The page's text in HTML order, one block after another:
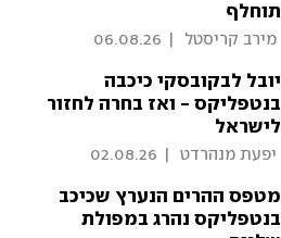
תוחלף
מירב קריסטל 06.08.26
יובל לבקובסקי כיכבה
בנטפליקס - ואז בחרה לחזור
לישראל
יפעת מנהרדט 02.08.26
מטפס ההרים הנערץ שכיכב
בנטפליקס נהרג במפולת